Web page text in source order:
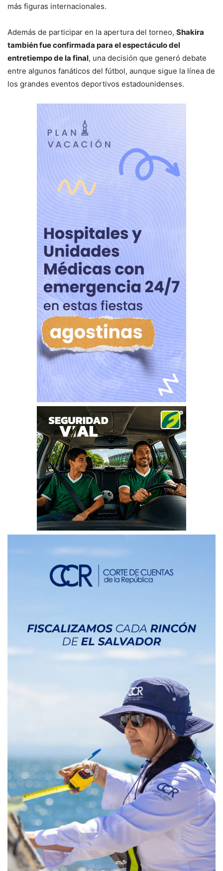
más figuras internacionales.
Además de participar en la apertura del torneo, Shakira
también fue confirmada para el espectáculo del
entretiempo de la final, una decisión que generó debate
entre algunos fanáticos del fútbol, aunque sigue la línea de
los grandes eventos deportivos estadounidenses.